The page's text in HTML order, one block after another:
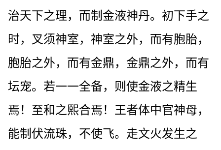
治天下之理，而制金液神丹。初下手之
时，叉须神室，神室之外，而有胞胎，
胞胎之外，而有金鼎，金鼎之外，而有
坛宠。若一一全备，则使金液之精生
焉！至和之熙合焉！王者体中官神母，
能制伏流珠，不使飞。走文火发生之